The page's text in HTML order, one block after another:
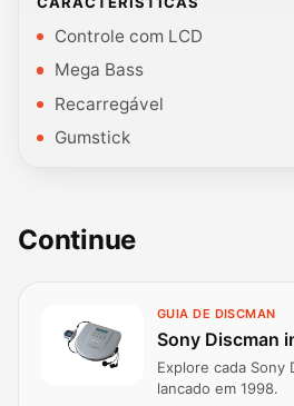
Controle com LCD
Mega Bass
Recarregável
Gumstick
Continue
GUIA DE DISCMAN
Sony Discman
Explore cada Sony
lancado em 1998.